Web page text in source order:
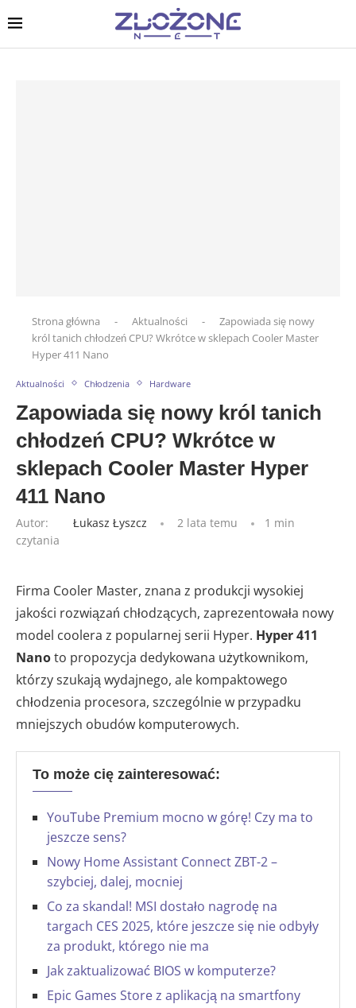
Strona główna - Aktualności -
Zapowiada się nowy
król tanich chłodzeń CPU? Wkrótce w sklepach Cooler Master
Hyper 411 Nano
Aktualności Chłodzenia Hardware
Zapowiada się nowy król tanich
chłodzeń CPU? Wkrótce w
sklepach Cooler Master Hyper
411 Nano
Autor: Łukasz Łyszcz 2 lata temu
1 min
czytania
Firma Cooler Master, znana z produkcji wysokiej
jakości rozwiązań chłodzących, zaprezentowała nowy
model coolera z popularnej serii Hyper. Hyper 411
Nanoto propozycja dedykowana użytkownikom,
którzy szukają wydajnego, ale kompaktowego
chłodzenia procesora, szczególnie w przypadku
mniejszych obudów komputerowych.
To może cię zainteresować:
YouTube Premium mocno w górę! Czy ma to
jeszcze sens?
Nowy Home Assistant Connect ZBT-2 –
szybciej, dalej, mocniej
Co za skandal! MSI dostało nagrodę na
targach CES 2025, które jeszcze się nie odbyły
za produkt, którego nie ma
Jak zaktualizować BIOS w komputerze?
Epic Games Store z aplikacją na smartfony